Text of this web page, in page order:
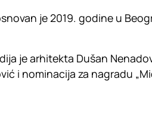
je 2019. godine u
je arhitekta Dušan
i nominacija za nagradu